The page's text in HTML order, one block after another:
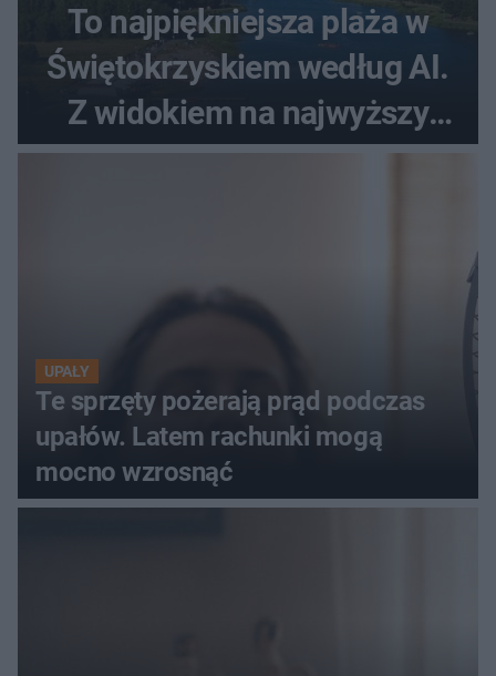
To najpiękniejsza plaża w
Świętokrzyskiem według AI.
Z widokiem na najwyższy
szczyt Gór Świętokrzyskich
UPAŁY
Te sprzęty pożerają prąd podczas
upałów. Latem rachunki mogą
mocno wzrosnąć